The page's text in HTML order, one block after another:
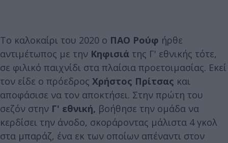
Το καλοκαίρι του 2020 ο ΠΑΟ Ρούφ ήρθε
αντιμέτωπος με την Κηφισιά της Γ' εθνικής τότε,
σε φιλικό παιχνίδι στα πλαίσια προετοιμασίας. Εκεί
τον είδε ο πρόεδρος Χρήστος Πρίτσας και
αποφάσισε να τον αποκτήσει. Στην πρώτη του
σεζόν στην Γ' εθνική, βοήθησε την ομάδα να
κερδίσει την άνοδο, σκοράροντας μάλιστα 4 γκολ
στα μπαράζ, ένα εκ των οποίων απέναντι στον